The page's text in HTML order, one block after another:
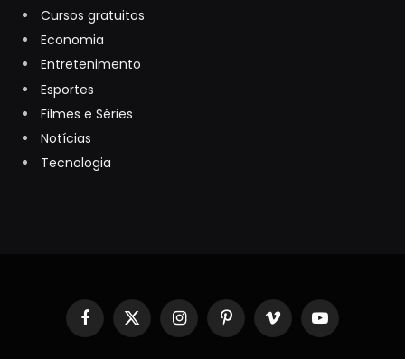
Cursos gratuitos
Economia
Entretenimento
Esportes
Filmes e Séries
Notícias
Tecnologia
Facebook
X
(Twitter)
InstagramPinterestVimeo YouTube